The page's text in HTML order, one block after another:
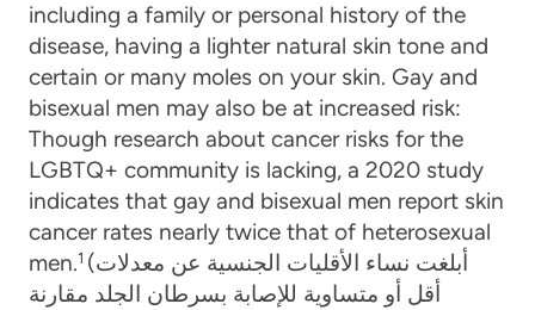
including a family or personal history of the
disease, having a lighter natural skin tone and
certain or many moles on your skin. Gay and
bisexual men may also be at increased risk:
Though research about cancer risks for the
LGBTQ+ community is lacking, a 2020 study
indicates that gay and bisexual men report skin
cancer rates nearly twice that of heterosexual
men.1 (أبلغت نساء الأقليات الجنسية عن معدلات
أقل أو متساوية للإصابة بسرطان الجلد مقارنة